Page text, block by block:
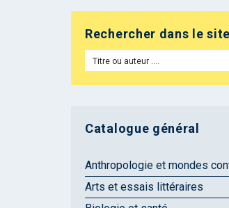
Rechercher dans le site
Catalogue général
Anthropologie et mondes
Arts et essais littéraires